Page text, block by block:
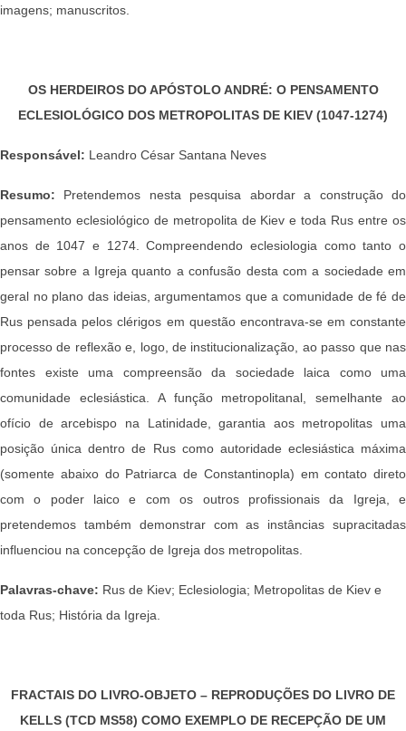
imagens; manuscritos.
OS HERDEIROS DO APÓSTOLO ANDRÉ: O PENSAMENTO
ECLESIOLÓGICO DOS METROPOLITAS DE KIEV (1047-1274)
Responsável: Leandro César Santana Neves
Resumo: Pretendemos nesta pesquisa abordar a construção do
pensamento eclesiológico de metropolita de Kiev e toda Rus entre os
anos de 1047 e 1274. Compreendendo eclesiologia como tanto o
pensar sobre a Igreja quanto a confusão desta com a sociedade em
geral no plano das ideias, argumentamos que a comunidade de fé de
Rus pensada pelos clérigos em questão encontrava-se em constante
processo de reflexão e, logo, de institucionalização, ao passo que nas
fontes existe uma compreensão da sociedade laica como uma
comunidade eclesiástica. A função metropolitanal, semelhante ao
ofício de arcebispo na Latinidade, garantia aos metropolitas uma
posição única dentro de Rus como autoridade eclesiástica máxima
(somente abaixo do Patriarca de Constantinopla) em contato direto
com o poder laico e com os outros profissionais da Igreja, e
pretendemos também demonstrar com as instâncias supracitadas
influenciou na concepção de Igreja dos metropolitas.
Palavras-chave: Rus de Kiev; Eclesiologia; Metropolitas de Kiev e
toda Rus; História da Igreja.
FRACTAIS DO LIVRO-OBJETO – REPRODUÇÕES DO LIVRO DE
KELLS (TCD MS58) COMO EXEMPLO DE RECEPÇÃO DE UM